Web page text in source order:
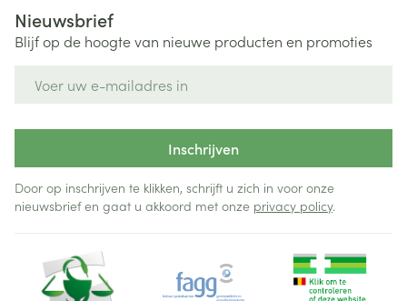
Nieuwsbrief
Blijf op de hoogte van nieuwe producten en promoties
Inschrijven
Door op inschrijven te klikken, schrijft u zich in voor onze
nieuwsbrief en gaat u akkoord met onze privacy policy.